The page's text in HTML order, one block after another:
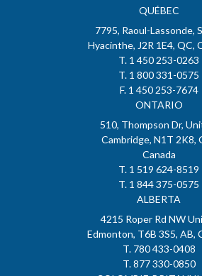
QUÉBEC
7795, Raoul-Lassonde,
Hyacinthe, J2R 1E4, QC,
T. 1 450 253-0263
T. 1 800 331-0575
F. 1 450 253-7674
ONTARIO
510, Thompson Dr,
Cambridge, N1T 2K8,
Canada
T. 1 519 624-8519
T. 1 844 375-0575
ALBERTA
4215 Roper Rd NW
Edmonton, T6B 3S5, AB,
T. 780 433-0408
T. 877 330-0850